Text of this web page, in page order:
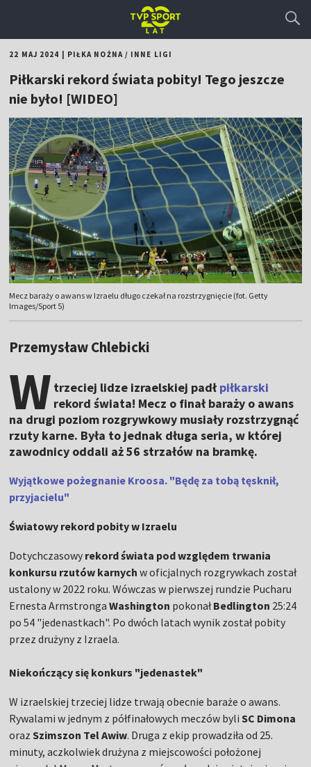
22 MAJ 2024 PIŁKA NOŻNA/ INNE LIGI
Piłkarski rekord świata pobity! Tego jeszcze
nie było! [WIDEO]
Mecz baraży o awans w Izraelu długo czekał na rozstrzygnięcie (fot. Getty
Images/Sport 5)
Przemysław Chlebicki
W trzeciej lidze izraelskiej padłpiłkarski
rekord świata! Mecz o finał baraży o awans
na drugi poziom rozgrywkowy musiały rozstrzygnąć
rzuty karne. Była to jednak długa seria, w której
zawodnicy oddali aż 56 strzałów na bramkę.
Wyjątkowe pożegnanie Kroosa. "Będę za tobą tęsknił,
przyjacielu"
Światowy rekord pobity w Izraelu
Dotychczasowy rekord świata pod względem trwania
konkursu rzutów karnych w oficjalnych rozgrywkach został
ustalony w 2022 roku. Wówczas w pierwszej rundzie Pucharu
Ernesta ArmstrongaWashington pokonałBedlington 25:24
po 54 "jedenastkach". Po dwóch latach wynik został pobity
przez drużyny z Izraela.
Niekończący się konkurs "jedenastek"
W izraelskiej trzeciej lidze trwają obecnie baraże o awans.
Rywalami w jednym z półfinałowych meczów byliSC Dimona
orazSzimszon Tel Awiw. Druga z ekip prowadziła od 25.
minuty, aczkolwiek drużyna z miejscowości położonej